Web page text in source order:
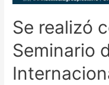
Se realizó
Seminario